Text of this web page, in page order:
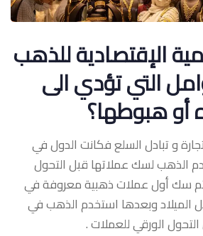
الإقتصادية للذهب
التي تؤدي الى
أو هبوطها؟
و تبادل السلع فكانت الدول في
الذهب لسك عملاتها قبل التحول
تم سك أول عملات ذهبية معروفة في
في عام 550 قبل الميلاد وبعدها استخدم الذهب في
الورقي للعملات .